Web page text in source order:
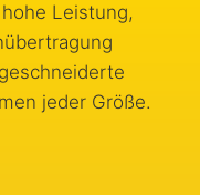
Leistung,
jeder Größe.